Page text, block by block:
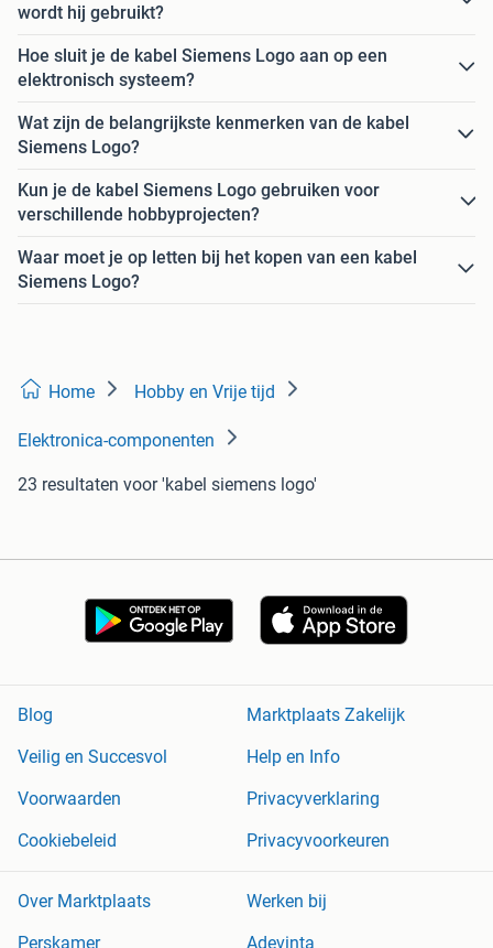
wordt hij gebruikt?
Hoe sluit je de kabel Siemens Logo aan op een
elektronisch systeem?
Wat zijn de belangrijkste kenmerken van de kabel
Siemens Logo?
Kun je de kabel Siemens Logo gebruiken voor
verschillende hobbyprojecten?
Waar moet je op letten bij het kopen van een kabel
Siemens Logo?
Home Hobby en Vrije tijd
Elektronica-componenten
23 resultaten voor 'kabel siemens logo'
Blog
Marktplaats Zakelijk
Veilig en Succesvol
Help en Info
Voorwaarden
Privacyverklaring
Cookiebeleid
Privacyvoorkeuren
Over Marktplaats
Werken bij
Perskamer
Adevinta